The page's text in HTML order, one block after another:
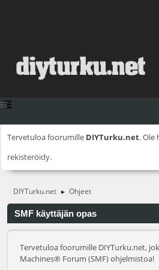
Tervetuloa foorumille DIYTurku.net. Ole
rekisteröidy.
DIYTurku.net ► Ohjeet
SMF käyttäjän opas
Tervetuloa foorumille DIYTurku.net,
Machines® Forum (SMF) ohjelmistoa!